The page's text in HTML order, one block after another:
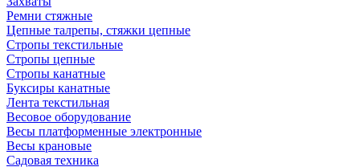
Ремни стяжные
Цепные талрепы, стяжки цепные
Стропы текстильные
Стропы цепные
Стропы канатные
Буксиры канатные
Лента текстильная
Весовое оборудование
Весы платформенные электронные
Весы крановые
Садовая техника